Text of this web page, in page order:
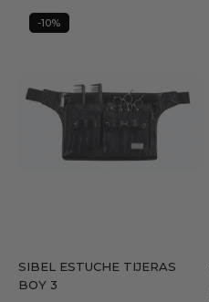
SIBEL ESTUCHE TIJERAS
BOY 3
-10%